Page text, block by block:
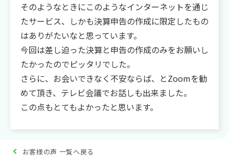
そのようなときにこのようなインターネットを通じ
たサービス、しかも決算申告の作成に限定したもの
はありがたいなと思っています。
今回は差し迫った決算と申告の作成のみをお願いし
たかったのでピッタリでした。
さらに、お会いできなく不安ならば、とZoomを勧
めて頂き、テレビ会議でお話しも出来ました。
この点もとてもよかったと思います。
お客様の声 一覧へ戻る